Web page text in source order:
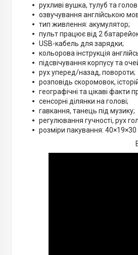
рухливі вушка, тулуб та
озвучування англійською
тип живлення: акумулятор;
пульт працює від 2
USB-кабель для зарядки;
кольорова інструкція
підсвічування корпусу та
рух уперед/назад, повороти;
розповідь скоромовок,
географічні та цікаві факти
сенсорні ділянки на голові;
гавкання, танець під музику;
регулювання гучності, рух
розміри пакування: 40×19×30